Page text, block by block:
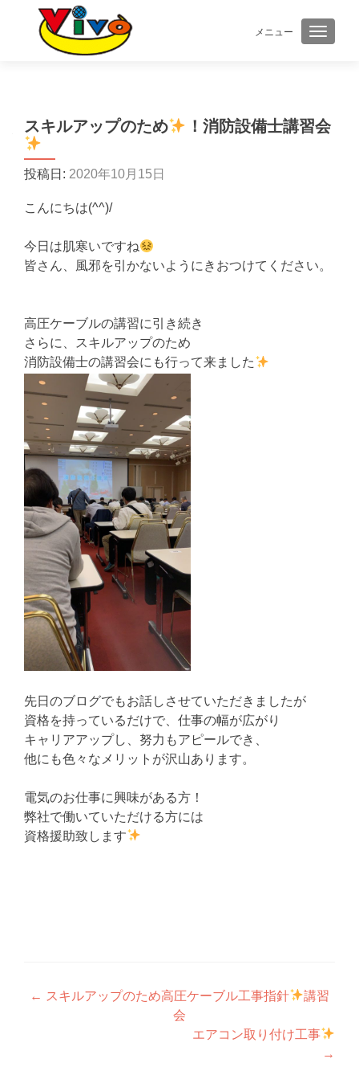
メニュー ナビゲ
スキルアップのため ！消防設備士講習会
投稿日: 2020年10月15日
こんにちは(^^)/
今日は肌寒いですね
皆さん、風邪を引かないようにきおつけてください。
高圧ケーブルの講習に引き続き
さらに、スキルアップのため
消防設備士の講習会にも行って来ました
先日のブログでもお話しさせていただきましたが
資格を持っているだけで、仕事の幅が広がり
キャリアアップし、努力もアピールでき、
他にも色々なメリットが沢山あります。
電気のお仕事に興味がある方！
弊社で働いていただける方には
資格援助致します
投
← スキルアップのため高圧ケーブル工事指針
講習
会
エアコン取り付け工事
→